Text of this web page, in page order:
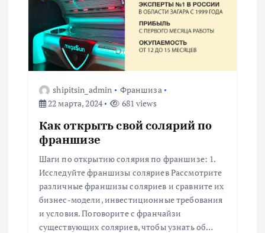
shipitsin_admin
Франшиза
22 марта, 2024
681 views
Как открыть свой солярий по
франшизе
Шаги по открытию солярия по франшизе: 1.
Исследуйте франшизы соляриев Рассмотрите
различные франшизы соляриев и сравните их
бизнес-модели, инвестиционные требования
и условия. Поговорите с франчайзи
существующих соляриев, чтобы узнать об…